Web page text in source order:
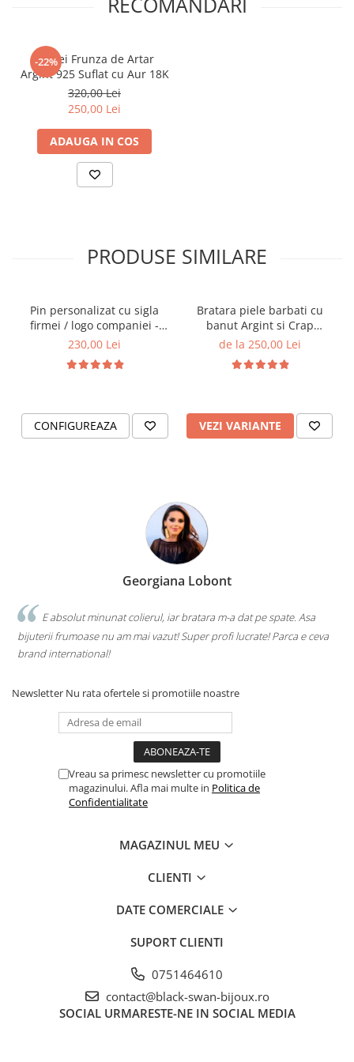
-22%
Cercei Frunza de Artar
Argint 925 Suflat cu Aur 18K
320,00 Lei
250,00 Lei
ADAUGA IN COS
PRODUSE SIMILARE
Pin personalizat cu sigla
firmei / logo companiei -
Argint 925 suflat cu Aur 14K
230,00 Lei
CONFIGUREAZA
Bratara piele barbati cu
banut Argint si Crap
Oglinda Gravat - Cadou
de la 250,00 Lei
VEZI VARIANTE
Georgiana Lobont
E absolut minunat colierul, iar bratara m-a dat pe spate. Asa
bijuterii frumoase nu am mai vazut! Super profi lucrate! Parca e ceva
brand international!
Newsletter Nu rata ofertele si promotiile noastre
Vreau sa primesc newsletter cu promotiile
magazinului. Afla mai multe in Politica de
Confidentialitate
MAGAZINUL MEU
CLIENTI
DATE COMERCIALE
SUPORT CLIENTI
0751464610
contact@black-swan-bijoux.ro
SOCIAL URMARESTE-NE IN SOCIAL MEDIA